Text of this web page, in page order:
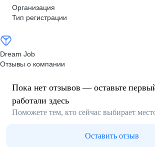
Организация
Тип регистрации
Dream Job
Отзывы о компании
Пока нет отзывов — оставьте
работали здесь
Поможете тем, кто сейчас выбирает
Оставить отзыв